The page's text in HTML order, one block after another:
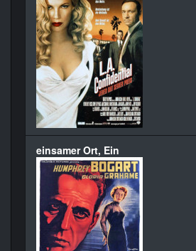
einsamer Ort, Ein